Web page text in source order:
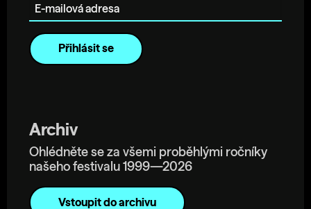
Archiv
Ohlédněte se za všemi proběhlými ročníky
našeho festivalu 1999—2026
Vstoupit do archivu